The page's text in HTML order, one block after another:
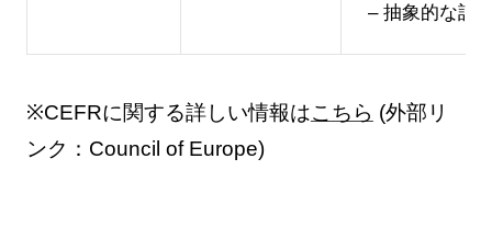
– 抽象的な話
※CEFRに関する詳しい情報はこちら (外部リ
ンク：Council of Europe)